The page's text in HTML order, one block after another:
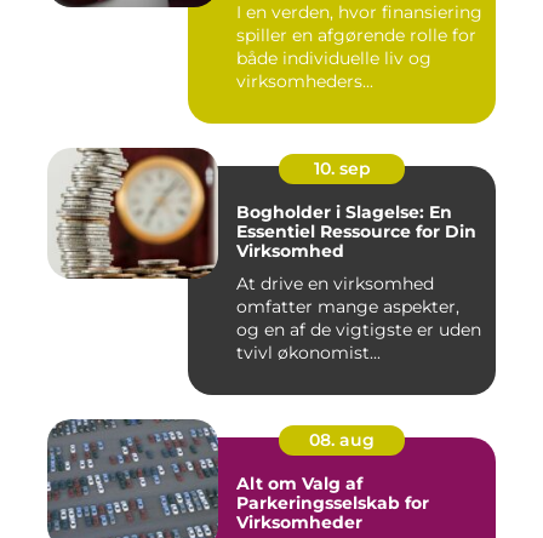
I en verden, hvor finansiering
spiller en afgørende rolle for
både individuelle liv og
virksomheders...
10. sep
Bogholder i Slagelse: En
Essentiel Ressource for Din
Virksomhed
At drive en virksomhed
omfatter mange aspekter,
og en af de vigtigste er uden
tvivl økonomist...
08. aug
Alt om Valg af
Parkeringsselskab for
Virksomheder